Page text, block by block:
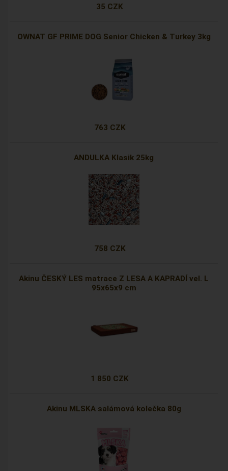
35 CZK
OWNAT GF PRIME DOG Senior Chicken & Turkey 3kg
763 CZK
ANDULKA Klasik 25kg
758 CZK
Akinu ČESKÝ LES matrace Z LESA A KAPRADÍ vel. L
95x65x9 cm
1 850 CZK
Akinu MLSKA salámová kolečka 80g